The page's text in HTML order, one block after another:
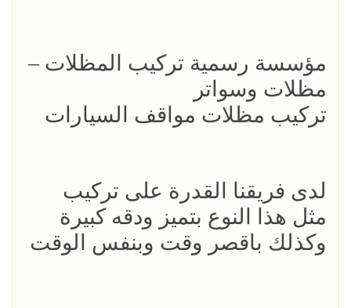
مؤسسة رسمية تركيب المظلات –
مظلات وسواتر
تركيب مظلات مواقف السيارات
لدى فريقنا القدرة على تركيب
مثل هذا النوع بتميز ودقه كبيرة
وكذلك باقصر وقت وبنفس الوقت